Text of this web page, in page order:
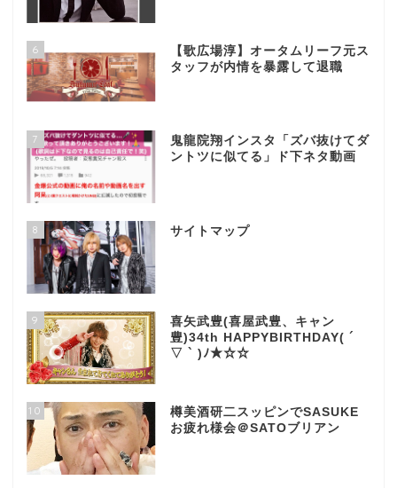
6
【歌広場淳】オータムリーフ元ス
タッフが内情を暴露して退職
7
鬼龍院翔インスタ「ズバ抜けてダ
ントツに似てる」ド下ネタ動画
8 サイトマップ
9
喜矢武豊(喜屋武豊、キャン
豊)34th HAPPYBIRTHDAY( ´
▽ ` )ﾉ★☆☆
10
樽美酒研二スッピンでSASUKE
お疲れ様会＠SATOブリアン